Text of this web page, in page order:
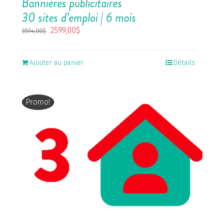
30 sites d’emploi | 6 mois
3594,00$ Le
initial
était :
2599,00$Le
actuel
est :
Ajouter au panier Détails
Promo!